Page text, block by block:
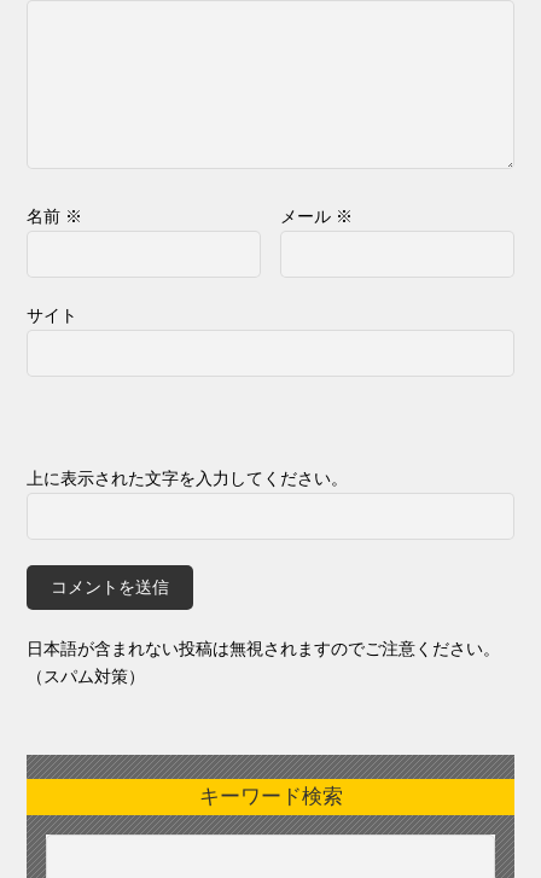
名前 ※ メール ※
サイト
上に表示された文字を入力してください。
日本語が含まれない投稿は無視されますのでご注意ください。
（スパム対策）
キーワード検索